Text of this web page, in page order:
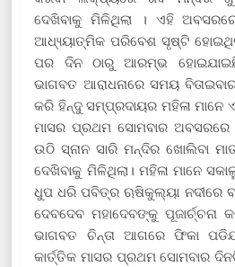
ଦେଖିବାକୁ ମିଳିଥିଲା । ଏହି
ଆଧ୍ୟ୍ୟାତ୍ମିକ ପରିବେଶ ସୃଷ୍ଟି
ପର ଦିନ ଠାରୁ ଆରମ୍ଭ
ଭାଗବତ ଆରାଧନାରେ ସମୟ
କରି ହିନ୍ଦୁ ସମ୍ପ୍ରଦାୟର ମହିଳା ମାନେ
ମାସର ପ୍ରଥମ ସୋମବାର ଅବସରରେ
ଉଠି ସ୍ନାନ ସାରି ମନ୍ଦିର ଖୋଲିବା
ଦେଖିବାକୁ ମିଳିଥିଲା। ମହିଳା ମାନେ
ଧୁପ ଧରି ପବିତ୍ର ଋଷିକୁଲ୍ୟା ନଦୀରେ
ଦେବଦେବ ମହାଦେବଙ୍କୁ ପୂଜାର୍ଚ୍ଚନା
ଭାଗବତ ଚିନ୍ତା ଆଗରେ ଫିକା
କାର୍ତ୍ତିକ ମାସର ପ୍ରଥମ ସୋମବାର